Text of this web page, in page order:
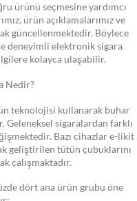
ürünü seçmesine yardımcı
ürün açıklamalarımız ve
güncellenmektedir. Böylece
deneyimli elektronik sigara
kolayca ulaşabilir.
Nedir?
teknolojisi kullanarak buhar
Geleneksel sigaralardan farklı
Bazı cihazlar e-likit
geliştirilen tütün çubuklarını
çalışmaktadır.
dört ana ürün grubu öne